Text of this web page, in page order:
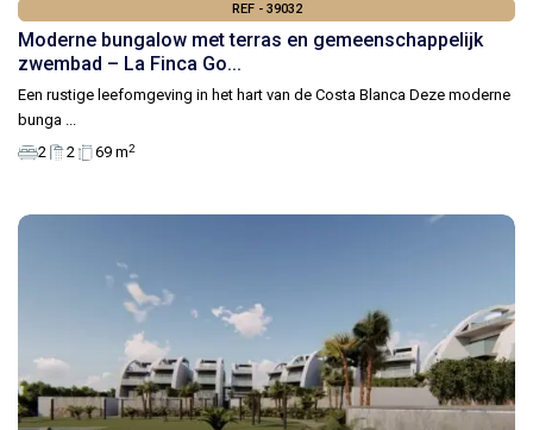
REF - 39032
Moderne bungalow met terras en gemeenschappelijk
zwembad – La Finca Go...
Een rustige leefomgeving in het hart van de Costa Blanca Deze moderne
bunga ...
2
2 69 m2